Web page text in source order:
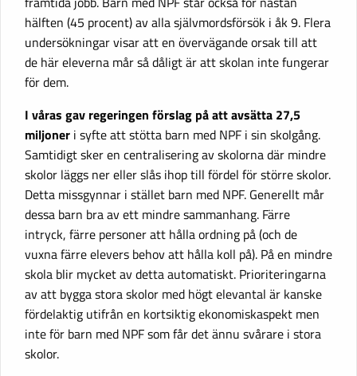
hälften (45 procent) av alla självmordsförsök i åk 9. Flera
undersökningar visar att en övervägande orsak till att
de här eleverna mår så dåligt är att skolan inte fungerar
för dem.
I våras gav regeringen förslag på att avsätta 27,5
miljoner i syfte att stötta barn med NPF i sin skolgång.
Samtidigt sker en centralisering av skolorna där mindre
skolor läggs ner eller slås ihop till fördel för större skolor.
Detta missgynnar i stället barn med NPF. Generellt mår
dessa barn bra av ett mindre sammanhang. Färre
intryck, färre personer att hålla ordning på (och de
vuxna färre elevers behov att hålla koll på). På en mindre
skola blir mycket av detta automatiskt. Prioriteringarna
av att bygga stora skolor med högt elevantal är kanske
fördelaktig utifrån en kortsiktig ekonomiskaspekt men
inte för barn med NPF som får det ännu svårare i stora
skolor.